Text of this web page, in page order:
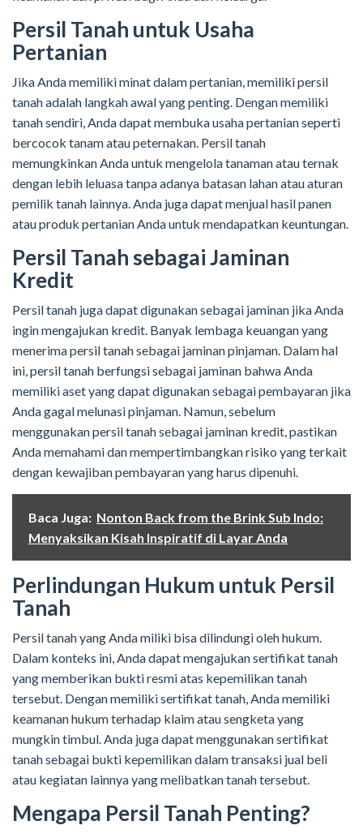
Persil Tanah untuk Usaha
Pertanian
Jika Anda memiliki minat dalam pertanian, memiliki persil
tanah adalah langkah awal yang penting. Dengan memiliki
tanah sendiri, Anda dapat membuka usaha pertanian seperti
bercocok tanam atau peternakan. Persil tanah
memungkinkan Anda untuk mengelola tanaman atau ternak
dengan lebih leluasa tanpa adanya batasan lahan atau aturan
pemilik tanah lainnya. Anda juga dapat menjual hasil panen
atau produk pertanian Anda untuk mendapatkan keuntungan.
Persil Tanah sebagai Jaminan
Kredit
Persil tanah juga dapat digunakan sebagai jaminan jika Anda
ingin mengajukan kredit. Banyak lembaga keuangan yang
menerima persil tanah sebagai jaminan pinjaman. Dalam hal
ini, persil tanah berfungsi sebagai jaminan bahwa Anda
memiliki aset yang dapat digunakan sebagai pembayaran jika
Anda gagal melunasi pinjaman. Namun, sebelum
menggunakan persil tanah sebagai jaminan kredit, pastikan
Anda memahami dan mempertimbangkan risiko yang terkait
dengan kewajiban pembayaran yang harus dipenuhi.
Baca Juga: Nonton Back from the Brink Sub Indo:
Menyaksikan Kisah Inspiratif di Layar Anda
Perlindungan Hukum untuk Persil
Tanah
Persil tanah yang Anda miliki bisa dilindungi oleh hukum.
Dalam konteks ini, Anda dapat mengajukan sertifikat tanah
yang memberikan bukti resmi atas kepemilikan tanah
tersebut. Dengan memiliki sertifikat tanah, Anda memiliki
keamanan hukum terhadap klaim atau sengketa yang
mungkin timbul. Anda juga dapat menggunakan sertifikat
tanah sebagai bukti kepemilikan dalam transaksi jual beli
atau kegiatan lainnya yang melibatkan tanah tersebut.
Mengapa Persil Tanah Penting?